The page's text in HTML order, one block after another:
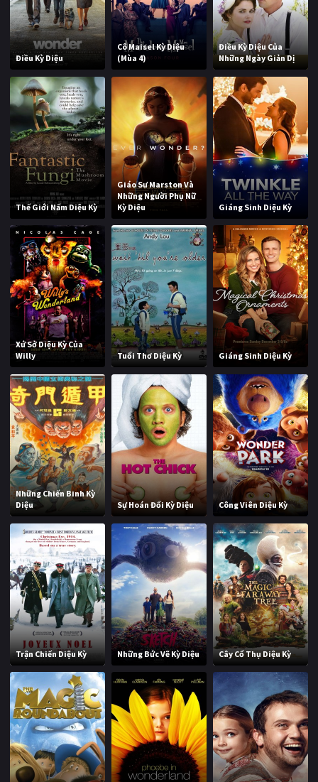
Điều Kỳ Diệu
Cô Maisel Kỳ Diệu
(Mùa 4)
Điều Kỳ Diệu Của
Những Ngày Giản Dị
Thế Giới Nấm Diệu Kỳ
Giáo Sư Marston Và
Những Người Phụ Nữ
Kỳ Diệu
Giáng Sinh Diệu Kỳ
Xứ Sở Diệu Kỳ Của
Willy
Tuổi Thơ Diệu Kỳ Giáng Sinh Diệu Kỳ
Những Chiến Binh Kỳ
Diệu
Sự Hoán Đổi Kỳ Diệu Công Viên Diệu Kỳ
Trận Chiến Diệu Kỳ Những Bức Vẽ Kỳ Diệu Cây Cổ Thụ Diệu Kỳ